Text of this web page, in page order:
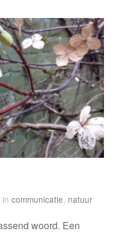
communicatie, natuur
woord. Een